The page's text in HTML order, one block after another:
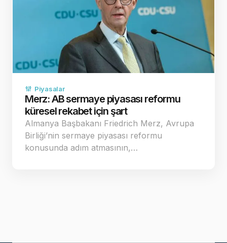
Piyasalar
Merz: AB sermaye piyasası reformu
küresel rekabet için şart
Almanya Başbakanı Friedrich Merz, Avrupa
Birliği’nin sermaye piyasası reformu
konusunda adım atmasının,…